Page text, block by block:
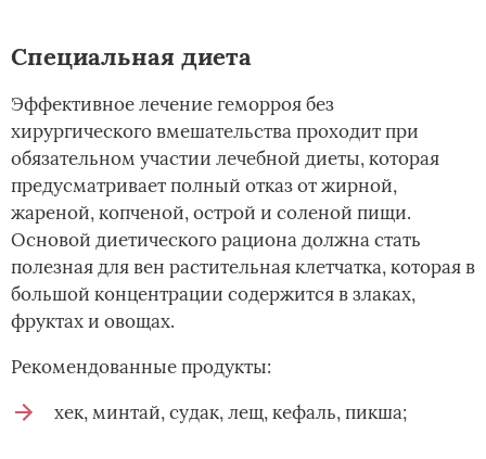
Специальная диета
Эффективное лечение геморроя без
хирургического вмешательства проходит при
обязательном участии лечебной диеты, которая
предусматривает полный отказ от жирной,
жареной, копченой, острой и соленой пищи.
Основой диетического рациона должна стать
полезная для вен растительная клетчатка, которая в
большой концентрации содержится в злаках,
фруктах и овощах.
Рекомендованные продукты:
хек, минтай, судак, лещ, кефаль, пикша;